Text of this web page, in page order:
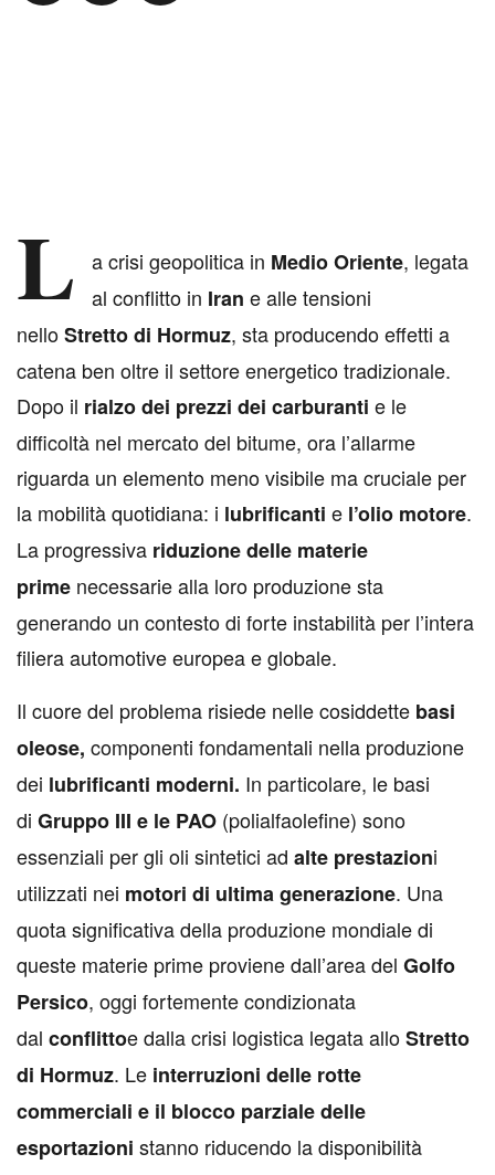
L a crisi geopolitica in Medio Oriente, legata
al conflitto in Iran e alle tensioni
nelloStretto di Hormuz, sta producendo effetti a
catena ben oltre il settore energetico tradizionale.
Dopo il rialzo dei prezzi dei carburanti e le
difficoltà nel mercato del bitume, ora l’allarme
riguarda un elemento meno visibile ma cruciale per
la mobilità quotidiana: i lubrificanti e l’olio motore.
La progressiva riduzione delle materie
prime necessarie alla loro produzione sta
generando un contesto di forte instabilità per l’intera
filiera automotive europea e globale.
Il cuore del problema risiede nelle cosiddette basi
oleose, componenti fondamentali nella produzione
dei lubrificanti moderni. In particolare, le basi
di Gruppo III e le PAO (polialfaolefine) sono
essenziali per gli oli sintetici ad alte prestazioni
utilizzati nei motori di ultima generazione. Una
quota significativa della produzione mondiale di
queste materie prime proviene dall’area del Golfo
Persico, oggi fortemente condizionata
dal conflittoe dalla crisi logistica legata alloStretto
di Hormuz. Le interruzioni delle rotte
commerciali e il blocco parziale delle
esportazioni stanno riducendo la disponibilità